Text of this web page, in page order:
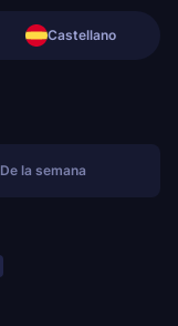
Castellano
De la semana